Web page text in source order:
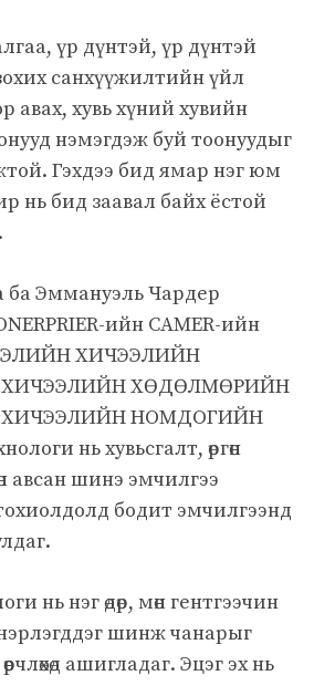
үр дүнтэй, үр дүнтэй
санхүүжилтийн үйл
авах, хувь хүний ​​хувийн
нэмэгдэж буй тоонуудыг
Гэхдээ бид ямар нэг юм
нь бид заавал байх ёстой
ба Эммануэль Чардер
ийн CAMER-ийн
ХИЧЭЭЛИЙН
ХӨДӨЛМӨРИЙН
НОМДОГИЙН
нь хувьсгалт, өргөн
авсан шинэ эмчилгээ
бодит эмчилгээнд
нь нэг өдөр, мөн гентгээчин
шинж чанарыг
ашигладаг. Эцэг эх нь